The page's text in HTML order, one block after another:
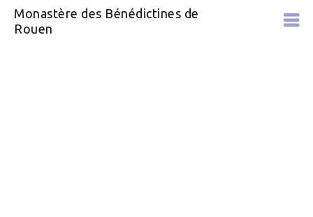
Monastère des Bénédictines de
Rouen